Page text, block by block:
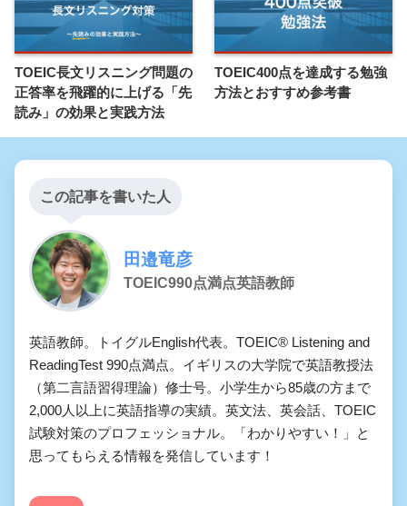
TOEIC長文リスニング問題の
正答率を飛躍的に上げる「先
読み」の効果と実践方法
TOEIC400点を達成する勉強
方法とおすすめ参考書
この記事を書いた人
田邉竜彦
TOEIC990点満点英語教師
英語教師。トイグルEnglish代表。TOEIC® Listening and
ReadingTest 990点満点。イギリスの大学院で英語教授法
（第二言語習得理論）修士号。小学生から85歳の方まで
2,000人以上に英語指導の実績。英文法、英会話、TOEIC
試験対策のプロフェッショナル。「わかりやすい！」と
思ってもらえる情報を発信しています！